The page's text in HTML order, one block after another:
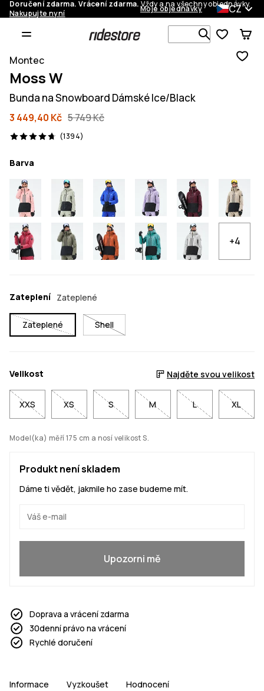
Doručení zdarma. Vrácení zdarma.Vždy a na všechny objednávky.
Nakupujte nyní
Moje objednávky CZ
Vyhledávej
Montec
Moss W
Bunda na Snowboard Dámské Ice/Black
3 449,40 Kč 5 749 Kč
(1394)
1394 recenze, 4.7/5
Barva
+4
Zateplení Zateplené
Zateplené Shell
Velikost Najděte svou velikost
XXS XS S M L XL
Model(ka) měří 175 cm a nosí velikost S.
Produkt není skladem
Dáme ti vědět, jakmile ho zase budeme mít.
Upozorni mě
Doprava a vrácení zdarma
30denní právo na vrácení
Rychlé doručení
Informace Vyzkoušet Hodnocení